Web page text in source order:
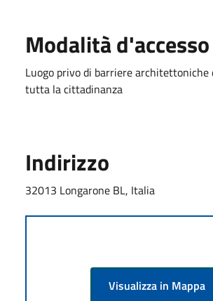
Modalità d'accesso
Luogo privo di barriere architettoniche
tutta la cittadinanza
Indirizzo
32013 Longarone BL, Italia
Visualizza in Mappa